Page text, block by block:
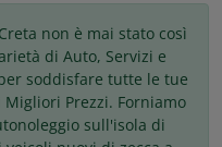
non è mai stato così
di Auto, Servizi e
soddisfare tutte le tue
Prezzi. Forniamo
sull'isola di